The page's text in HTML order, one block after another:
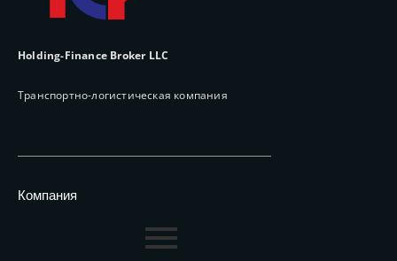
Holding-Finance Broker LLC
Транспортно-логистическая компания
Компания